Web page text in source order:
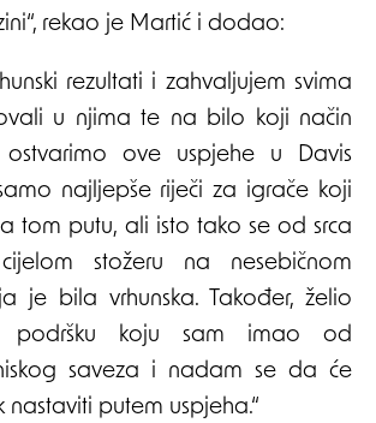
rekao je Martić i dodao:
rezultati i zahvaljujem svima
u njima te na bilo koji način
ove uspjehe u Davis
najljepše riječi za igrače koji
tom putu, ali isto tako se od srca
stožeru na nesebičnom
je bila vrhunska. Također, želio
podršku koju sam imao od
saveza i nadam se da će
nastaviti putem uspjeha.“